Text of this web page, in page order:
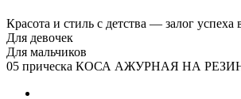
Красота и стиль с детства — залог успеха
Для девочек
Для мальчиков
05 прическа КОСА АЖУРНАЯ НА